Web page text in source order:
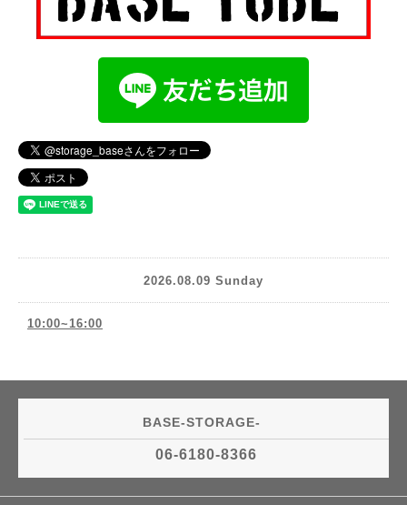
2026.08.09 Sunday
10:00~16:00
BASE-STORAGE-
06-6180-8366